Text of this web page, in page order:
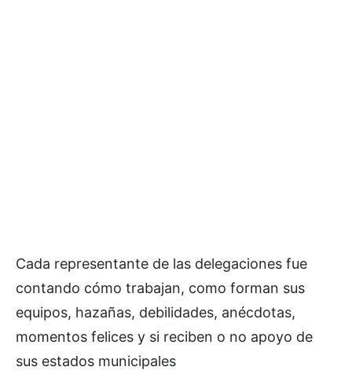
Cada representante de las delegaciones fue
contando cómo trabajan, como forman sus
equipos, hazañas, debilidades, anécdotas,
momentos felices y si reciben o no apoyo de
sus estados municipales